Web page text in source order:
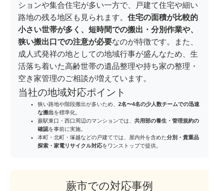
ションや集合住宅が多い一方で、戸建て住宅や細い
路地の残る地区も見られます。 住宅の面積が比較的
小さい世帯が多く、短時間での搬出・分別作業や、
狭い搬出口での注意が必要なのが特徴です。また、
成人式発祥の地としての地域行事が盛んなため、生
活落ち着いた高齢世帯の遺品整理や持ち家の整理・
空き家管理のご相談が増えています。
当社の地域対応ポイント
狭い路地や階段搬出が多いため、 2名〜4名の少人数チームでの迅速
な搬出を標準化。
蕨駅東口・西口周辺のマンションでは、 共用部の養生・管理規約の
確認を事前に実施。
本町・北町・塚越などの戸建てでは、屋内外を含めた分別・貴重品
探索・家電リサイクル対応をワンストップで提供。
蕨市での対応事例